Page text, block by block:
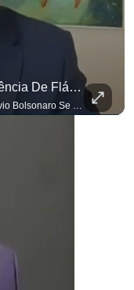
Plano De Governo É A Vice Presidência De Flávio Bolsonaro
Plano de governo é a vice presidência de Flávio Bolsonaro Se você busca informação com credibilidade, inscreva-se agora e ative o